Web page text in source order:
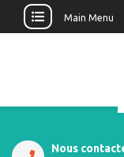
Main Menu
Nous